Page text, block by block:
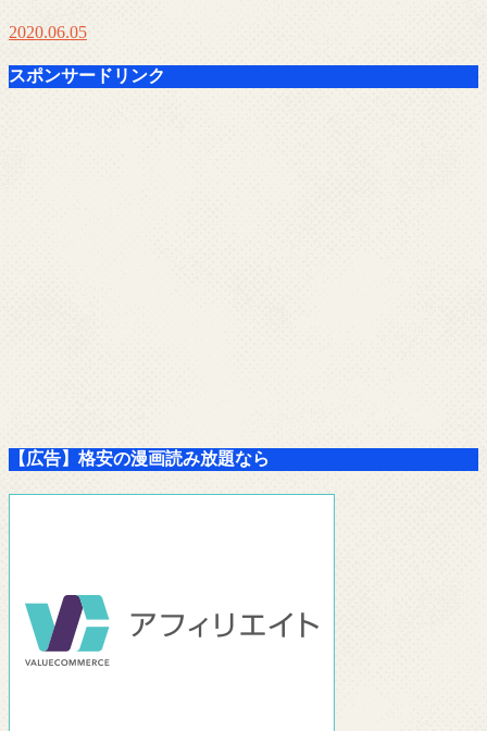
2020.06.05
スポンサードリンク
【広告】格安の漫画読み放題なら